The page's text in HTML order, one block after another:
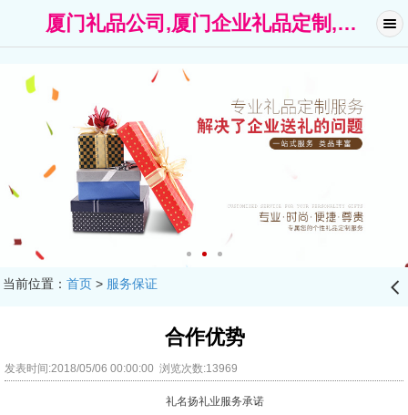
厦门礼品公司,厦门企业礼品定制,广告礼品-厦门礼名扬礼品公司
当前位置： 首页> 服务保证 󰊒
合作优势
发表时间:2018/05/06 00:00:00 浏览次数:13969
礼名扬礼业服务承诺